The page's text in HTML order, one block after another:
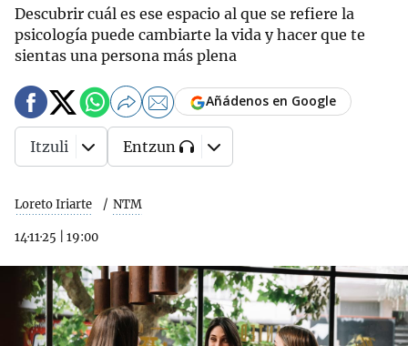
Descubrir cuál es ese espacio al que se refiere la
psicología puede cambiarte la vida y hacer que te
sientas una persona más plena
Loreto Iriarte NTM
14·11·25 19:00
Añádenos en Google
Itzuli Entzun